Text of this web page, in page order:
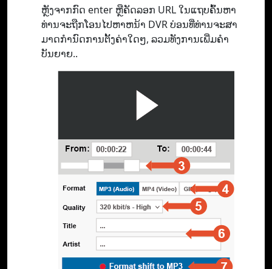
ຫຼັງຈາກກົດ enter ຫຼືຄັດລອກ URL ໃນແຖບຄົ້ນຫາ
ທ່ານຈະຖືກໂອນໄປຫາຫນ້າ DVR ບ່ອນທີ່ທ່ານຈະສາ
ມາດກໍານົດການຕັ້ງຄ່າໃດໆ, ລວມທັງການເພີ່ມຄໍາ
ບັນຍາຍ..